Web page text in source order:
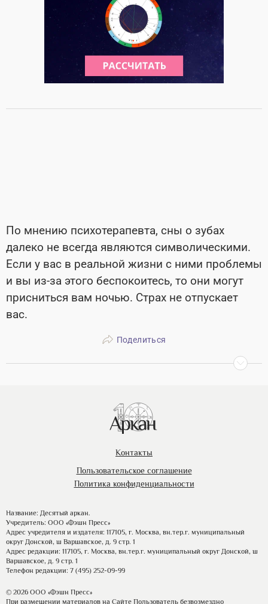
По мнению психотерапевта, сны о зубах
далеко не всегда являются символическими.
Если у вас в реальной жизни с ними проблемы
и вы из-за этого беспокоитесь, то они могут
присниться вам ночью. Страх не отпускает
вас.
Поделиться
Контакты
Пользовательское соглашение
Политика конфиденциальности
Название: Десятый аркан.
Учредитель: ООО «Фэшн Пресс»
Адрес учредителя и издателя: 117105, г. Москва, вн.тер.г. муниципальный
округ Донской, ш Варшавское, д. 9 стр. 1
Адрес редакции: 117105, г. Москва, вн.тер.г. муниципальный округ Донской, ш
Варшавское, д. 9 стр. 1
Телефон редакции: 7 (495) 252-09-99
© 2026 ООО «Фэшн Пресс»
При размещении материалов на Сайте Пользователь безвозмездно